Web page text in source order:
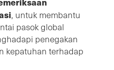
, untuk membantu
pasok global
penegakan
kepatuhan terhadap